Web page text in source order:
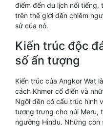
điểm đến du lịch nổi
trên thế giới đến chiêm
sử của nó.
Kiến trúc độc
số ấn tượng
Kiến trúc của Angkor Wat
cách Khmer cổ điển và
Ngôi đền có cấu trúc hình
tượng trưng cho núi Meru,
ngưỡng Hindu. Những con